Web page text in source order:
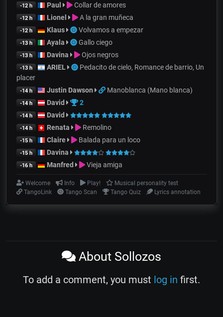
-12 h Paul Collar de amores
-12 h Lionel A la gran muñeca
-12 h Klaus Volvamos a empezar
-13 h Ayala Gallo ciego
-13 h Davina Ojos negros
-13 h ARIEL
Pedacito de cielo, Romance de barrio, Un
placer
-14 h Justin Dawson Manoblanca (Mano blanca)
-14 h David 2
-14 h David
-14 h Renata Remolino
-15 h Claire Balada para un loco
-15 h Davina
-16 h Manfred Vieja amiga
Welcome Info Play!
Musical personality test
TangoLink
Tango Scan Tango Quiz Lyrics annotation
About Sollozos
To add a comment, you must log in first.